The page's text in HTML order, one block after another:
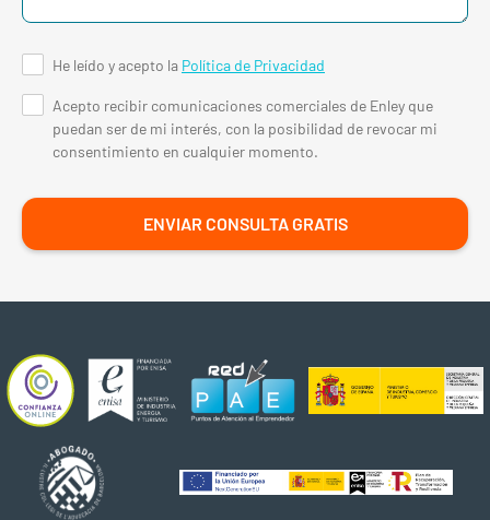
He leído y acepto la Política de Privacidad
Acepto recibir comunicaciones comerciales de Enley que
puedan ser de mi interés, con la posibilidad de revocar mi
consentimiento en cualquier momento.